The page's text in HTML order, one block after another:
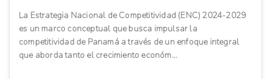
La Estrategia Nacional de Competitividad (ENC) 2024-2029
es un marco conceptual que busca impulsar la
competitividad de Panamá a través de un enfoque integral
que aborda tanto el crecimiento económ...